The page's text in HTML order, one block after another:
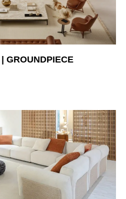
GROUNDPIECE